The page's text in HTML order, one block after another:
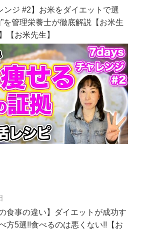
ンジ #2】お米をダイエットで選
を管理栄養士が徹底解説【お米生
【お米先生】
食事の違い】ダイエットが成功す
方5選!!食べるのは悪くない!!【お